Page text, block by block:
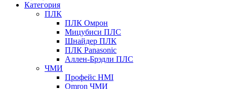
Категория
ПЛК
ПЛК Омрон
Мицубиси ПЛС
Шнайдер ПЛК
ПЛК Panasonic
Аллен-Брэдли ПЛС
ЧМИ
Профейс HMI
Omron ЧМИ